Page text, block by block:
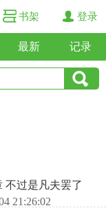
书架 登录
最新 记录
不过是凡夫罢了
21:26:02